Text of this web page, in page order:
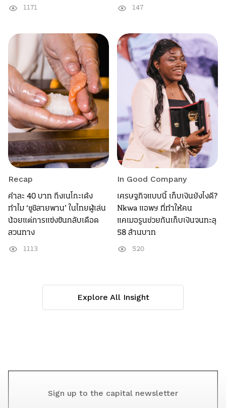
1171 147
Recap
คำละ 40 บาท ถึงเนโกะเด้ง
ทำไม ‘ซูชิสายพาน’ ในไทยผู้เล่น
น้อยแต่การแข่งขันกลับเดือด
สวนทาง
1113
In Good Company
เศรษฐกิจแบบนี้ เก็บเงินยังไงดี?
Nkwa แอพฯ ที่ทำให้คน
แคเมอรูนช่วยกันเก็บเงินจนทะลุ
58 ล้านบาท
520
Explore All Insight
Sign up to the capital newsletter